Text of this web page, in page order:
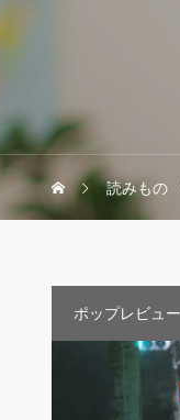
読みもの
ポップレビュー